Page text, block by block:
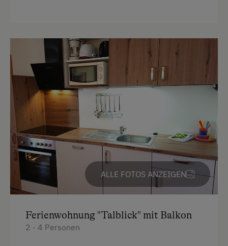
Handtücher
Mikrowelle
Toaster
Wasserkocher
Familienzimmer
Küche
Küchenausstattung
Kühlschrank
Haupthaus
Ausziehcouch
ALLE FOTOS ANZEIGEN
Ferienwohnung "Talblick" mit Balkon
2 - 4 Personen